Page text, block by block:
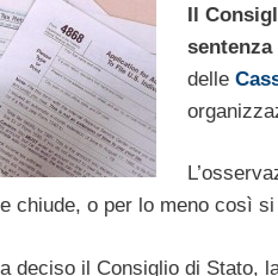
Il
sentenza
delle
chiude, o per lo meno così
deciso il Consiglio di Stato,